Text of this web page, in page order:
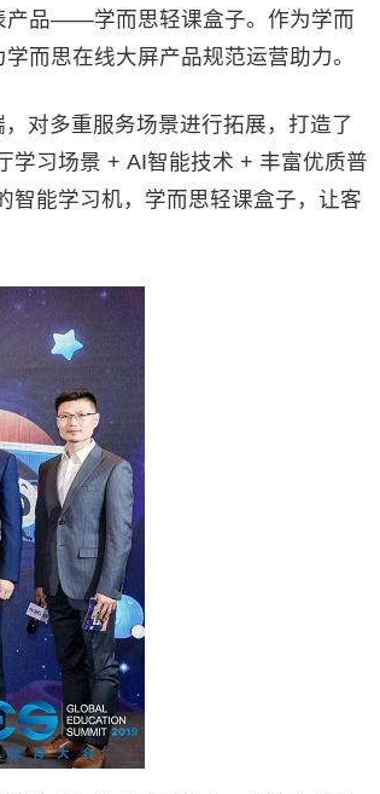
产品——学而思轻课盒子。作为学而
而思在线大屏产品规范运营助力。
对多重服务场景进行拓展，打造了
学习场景 + AI智能技术 + 丰富优质普
智能学习机，学而思轻课盒子，让客